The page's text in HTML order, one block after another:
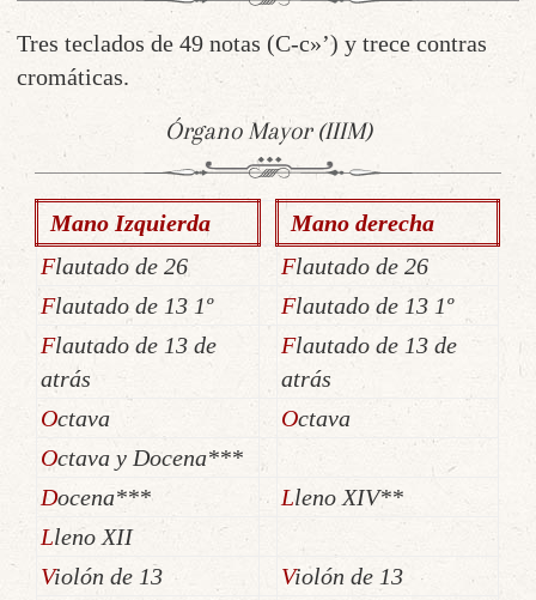
Tres teclados de 49 notas (C-c»’) y trece contras
cromáticas.
Órgano Mayor (IIIM)
Mano Izquierda
Mano derecha
Flautado de 26 Flautado de 26
Flautado de 13 1º
Flautado de 13 1º
Flautado de 13 de
atrás
Flautado de 13 de
atrás
Octava
Octava
Octava y Docena***
Docena***
Lleno XIV**
Lleno XII
Violón de 13
Violón de 13